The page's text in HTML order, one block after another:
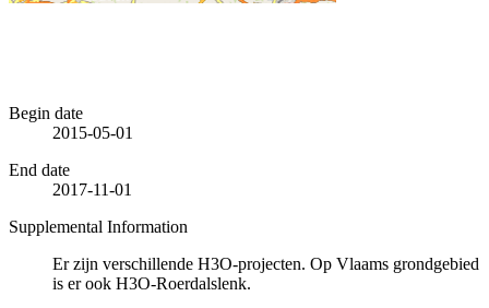
Begin date
2015-05-01
End date
2017-11-01
Supplemental Information
Er zijn verschillende H3O-projecten. Op Vlaams grondgebied
is er ook H3O-Roerdalslenk.